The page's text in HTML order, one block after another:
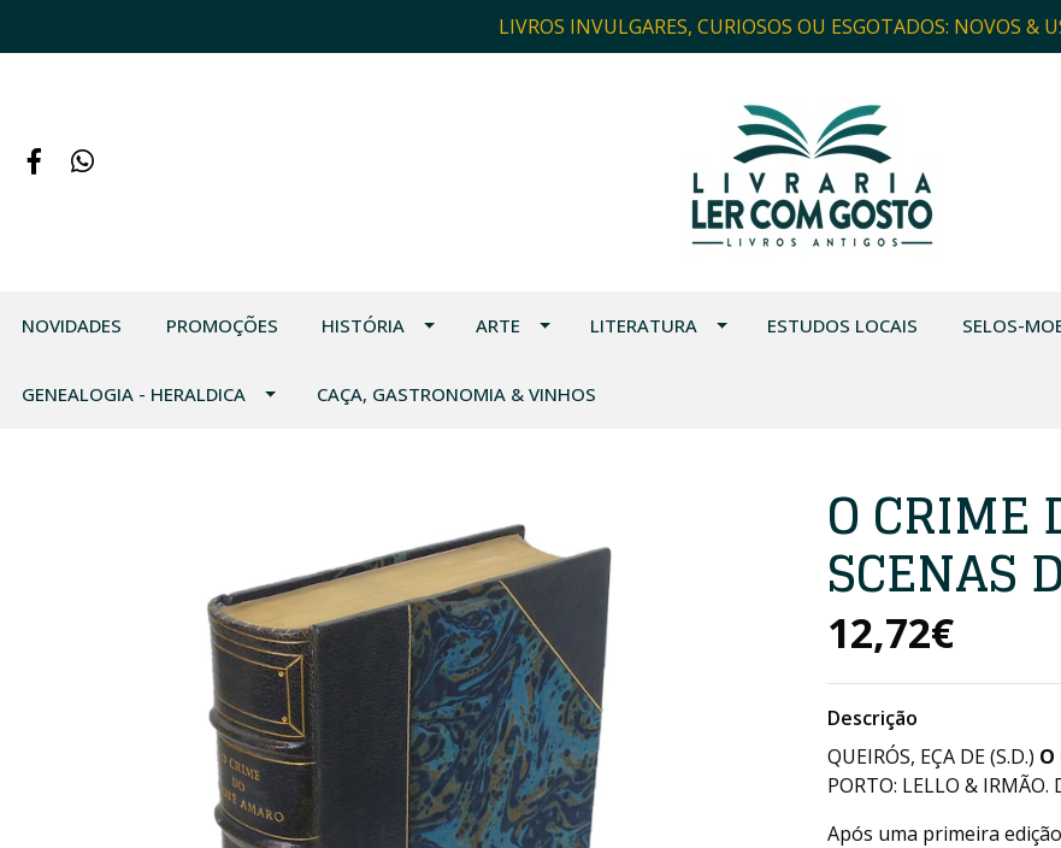
LIVROS INVULGARES, CURIOSOS OU ESGOTADOS: NOVOS &
NOVIDADES PROMOÇÕES HISTÓRIA ARTE LITERATURA ESTUDOS LOCAIS SELOS-
GENEALOGIA - HERALDICA CAÇA, GASTRONOMIA & VINHOS
O CRIME
SCENAS
12,72€
Descrição
QUEIRÓS, EÇA DE (S.D.) O
PORTO: LELLO & IRMÃO.
Após uma primeira